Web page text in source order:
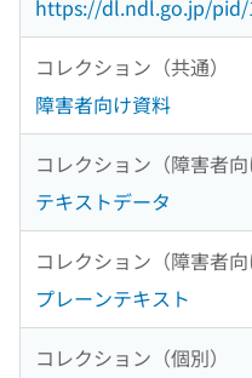
https://dl.ndl.go.jp/pid/
コレクション（共通）
障害者向け資料
コレクション（障害者向
テキストデータ
コレクション（障害者向
プレーンテキスト
コレクション（個別）